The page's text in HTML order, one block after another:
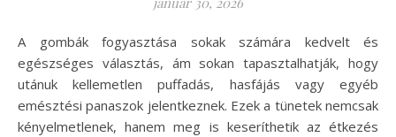
A gombák fogyasztása sokak számára kedvelt és
egészséges választás, ám sokan tapasztalhatják, hogy
utánuk kellemetlen puffadás, hasfájás vagy egyéb
emésztési panaszok jelentkeznek. Ezek a tünetek nemcsak
kényelmetlenek, hanem meg is keseríthetik az étkezés